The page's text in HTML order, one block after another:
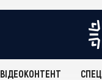
ВІДЕОКОНТЕНТ